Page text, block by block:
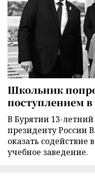
Школьник
поступлением
В Бурятии 13-
президенту России
оказать содействие
учебное заведение.